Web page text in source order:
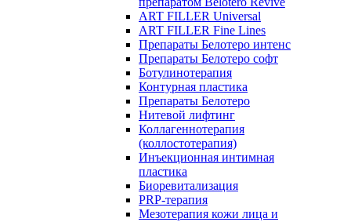
ART FILLER Universal
ART FILLER Fine Lines
Препараты Белотеро интенс
Препараты Белотеро софт
Ботулинотерапия
Контурная пластика
Препараты Белотеро
Нитевой лифтинг
Коллагеннотерапия
(коллостотерапия)
Инъекционная интимная
пластика
Биоревитализация
PRP-терапия
Мезотерапия кожи лица и